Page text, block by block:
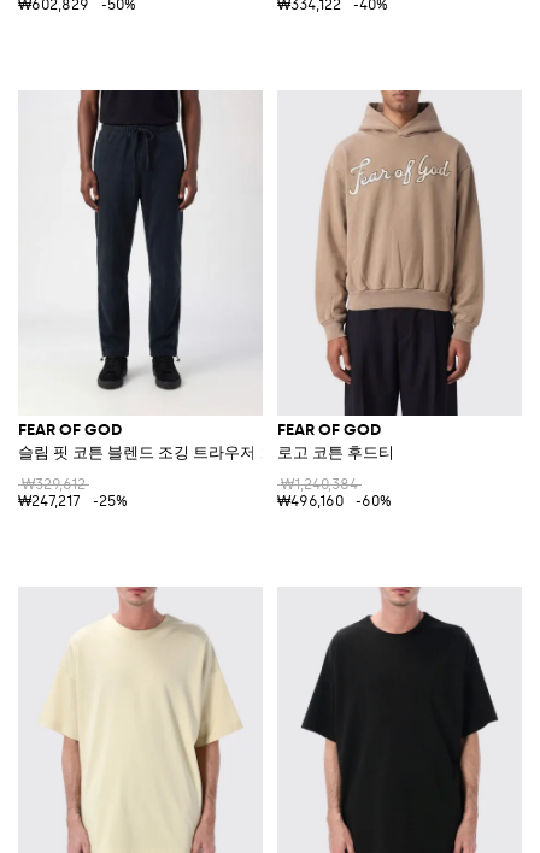
₩602,829
-50%
₩334,122
-40%
FEAR OF GOD
슬림 핏 코튼 블렌드 조깅 트라우저 드로스트링 장식
₩329,612
₩247,217
-25%
FEAR OF GOD
로고 코튼 후드티
₩1,240,384
₩496,160
-60%